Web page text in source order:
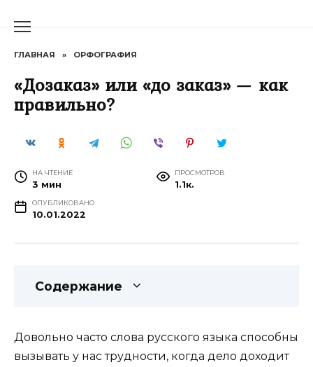
ГЛАВНАЯ » ОРФОГРАФИЯ
«Дозаказ» или «до заказ» — как
правильно?
НА ЧТЕНИЕ
3 мин
ПРОСМОТРОВ
1.1к.
ОПУБЛИКОВАНО
10.01.2022
Содержание
Довольно часто слова русского языка способны
вызывать у нас трудности, когда дело доходит